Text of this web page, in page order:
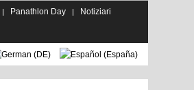
Panathlon Day Notiziari